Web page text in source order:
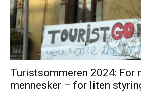
Turistsommeren 2024: For
mennesker – for liten